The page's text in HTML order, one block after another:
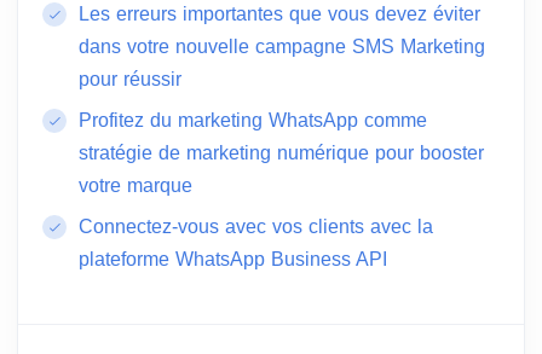
Les erreurs importantes que vous devez éviter
dans votre nouvelle campagne SMS Marketing
pour réussir
Profitez du marketing WhatsApp comme
stratégie de marketing numérique pour booster
votre marque
Connectez-vous avec vos clients avec la
plateforme WhatsApp Business API